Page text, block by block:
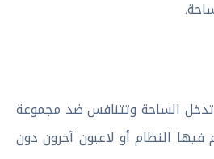
الساحة وتتنافس ضد مجموعة
فيها النظام أو لاعبون آخرون دون